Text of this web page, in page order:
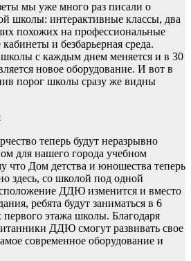
мы уже много раз писали о
школы: интерактивные классы, два
похожих на профессиональные
и безбарьерная среда.
с каждым днем меняется и в 30
новое оборудование. И вот в
порог школы сразу же видны
теперь будут неразрывно
для нашего города учебном
что Дом детства и юношества теперь
здесь, со школой под одной
ДДЮ изменится и вместо
ребята будут заниматься в 6
этажа школы. Благодаря
ДДЮ смогут развивать свое
современное оборудование и